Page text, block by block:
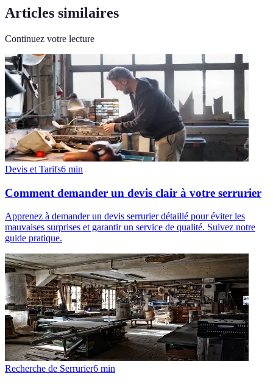
Articles similaires
Continuez votre lecture
Devis et Tarifs6 min
Comment demander un devis clair à votre serrurier
Apprenez à demander un devis serrurier détaillé pour éviter les
mauvaises surprises et garantir un service de qualité. Suivez notre
guide pratique.
Recherche de Serrurier6 min